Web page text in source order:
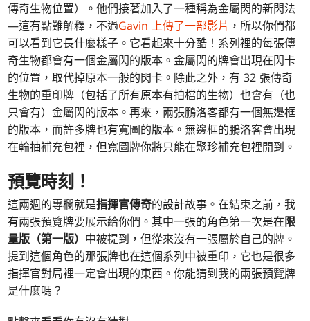
傳奇生物位置）。他們接著加入了一種稱為金屬閃的新閃法
—這有點難解釋，不過Gavin 上傳了一部影片 ，所以你們都
可以看到它長什麼樣子。它看起來十分酷！系列裡的每張傳
奇生物都會有一個金屬閃的版本。金屬閃的牌會出現在閃卡
的位置，取代掉原本一般的閃卡。除此之外，有 32 張傳奇
生物的重印牌（包括了所有原本有拍檔的生物）也會有（也
只會有）金屬閃的版本。再來，兩張鵬洛客都有一個無邊框
的版本，而許多牌也有寬圖的版本。無邊框的鵬洛客會出現
在輪抽補充包裡，但寬圖牌你將只能在聚珍補充包裡開到。
預覽時刻！
這兩週的專欄就是指揮官傳奇的設計故事。在結束之前，我
有兩張預覽牌要展示給你們。其中一張的角色第一次是在限
量版（第一版） 中被提到，但從來沒有一張屬於自己的牌。
提到這個角色的那張牌也在這個系列中被重印，它也是很多
指揮官對局裡一定會出現的東西。你能猜到我的兩張預覽牌
是什麼嗎？